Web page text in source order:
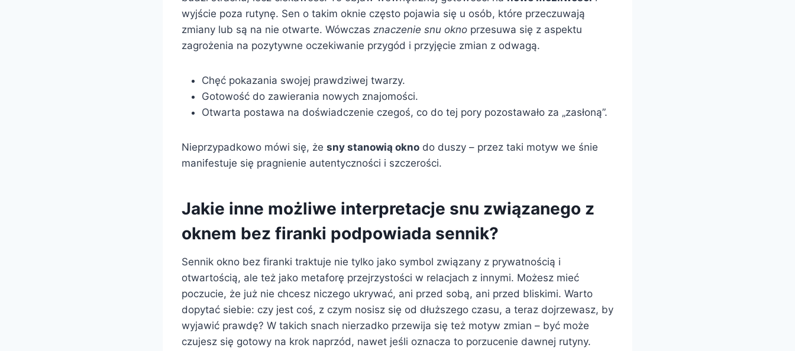
wyjście poza rutynę. Sen o takim oknie często pojawia się u osób, które przeczuwają
zmiany lub są na nie otwarte. Wówczas znaczenie snu okno przesuwa się z aspektu
zagrożenia na pozytywne oczekiwanie przygód i przyjęcie zmian z odwagą.
Chęć pokazania swojej prawdziwej twarzy.
Gotowość do zawierania nowych znajomości.
Otwarta postawa na doświadczenie czegoś, co do tej pory pozostawało za „zasłoną”.
Nieprzypadkowo mówi się, że sny stanowią okno do duszy – przez taki motyw we śnie
manifestuje się pragnienie autentyczności i szczerości.
Jakie inne możliwe interpretacje snu związanego z
oknem bez firanki podpowiada sennik?
Sennik okno bez firanki traktuje nie tylko jako symbol związany z prywatnością i
otwartością, ale też jako metaforę przejrzystości w relacjach z innymi. Możesz mieć
poczucie, że już nie chcesz niczego ukrywać, ani przed sobą, ani przed bliskimi. Warto
dopytać siebie: czy jest coś, z czym nosisz się od dłuższego czasu, a teraz dojrzewasz, by
wyjawić prawdę? W takich snach nierzadko przewija się też motyw zmian – być może
czujesz się gotowy na krok naprzód, nawet jeśli oznacza to porzucenie dawnej rutyny.